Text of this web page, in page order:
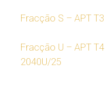
Fracção S – APT
Fracção U – APT
2040U/25